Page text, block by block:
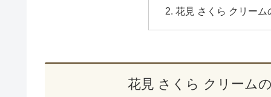
花見 さくら クリー
花見 さくら クリーム